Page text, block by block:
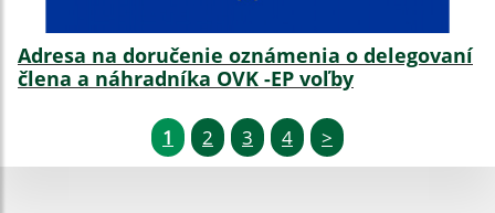
Adresa na doručenie oznámenia o delegovaní
člena a náhradníka OVK -EP voľby
1 2 3 4 >